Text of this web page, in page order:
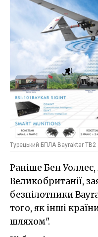
Турецький БПЛА Bayraktar TB2
Раніше Бен
Великобританії,
безпілотники
того, як інші
шляхом".